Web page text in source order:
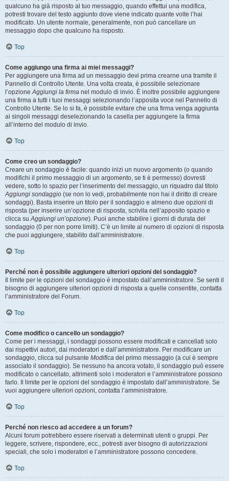
qualcuno ha già risposto al tuo messaggio, quando effettui una modifica,
potresti trovare del testo aggiunto dove viene indicato quante volte l’hai
modificato. Un utente normale, generalmente, non può cancellare un
messaggio dopo che qualcuno ha risposto.
Top
Come aggiungo una firma ai miei messaggi?
Per aggiungere una firma ad un messaggio devi prima crearne una tramite il
Pannello di Controllo Utente. Una volta creata, è possibile selezionare
l’opzioneAggiungi la firma nel modulo di invio. È inoltre possibile aggiungere
una firma a tutti i tuoi messaggi selezionando l’apposita voce nel Pannello di
Controllo Utente. Se lo si fa, è possibile evitare che una firma venga aggiunta
ai singoli messaggi deselezionando la casella per aggiungere la firma
all’interno del modulo di invio.
Top
Come creo un sondaggio?
Creare un sondaggio è facile: quando inizi un nuovo argomento (o quando
modifichi il primo messaggio di un argomento, se ti è permesso) dovresti
vedere, sotto lo spazio per l’inserimento del messaggio, un riquadro dal titolo
Aggiungi sondaggio (se non lo vedi, probabilmente non hai il diritto di creare
sondaggi). Basta inserire un titolo per il sondaggio e almeno due opzioni di
risposta (per inserire un’opzione di risposta, scrivila nell’apposito spazio e
clicca suAggiungi un’opzione). Puoi anche stabilire i giorni di durata del
sondaggio (0 per non porre limiti). C’è un limite al numero di opzioni di risposta
che puoi aggiungere, stabilito dall’amministratore.
Top
Perché non è possibile aggiungere ulteriori opzioni del sondaggio?
Il limite per le opzioni del sondaggio è impostato dall’amministratore. Se senti il
bisogno di aggiungere ulteriori opzioni di risposta a quelle consentite, contatta
l’amministratore del Forum.
Top
Come modifico o cancello un sondaggio?
Come per i messaggi, i sondaggi possono essere modificati e cancellati solo
dai rispettivi autori, dai moderatori e dall’amministratore. Per modificare un
sondaggio, clicca sul pulsante Modifica del primo messaggio (a cui è sempre
associato il sondaggio). Se nessuno ha ancora votato, il sondaggio può essere
modificato o cancellato, altrimenti solo i moderatori e l’amministratore possono
farlo. Il limite per le opzioni del sondaggio è impostato dall’amministratore. Se
vuoi aggiungere ulteriori opzioni, contatta l’amministratore.
Top
Perché non riesco ad accedere a un forum?
Alcuni forum potrebbero essere riservati a determinati utenti o gruppi. Per
leggere, scrivere, rispondere, ecc., potresti aver bisogno di autorizzazioni
speciali, che solo i moderatori e l’amministratore possono concedere.
Top